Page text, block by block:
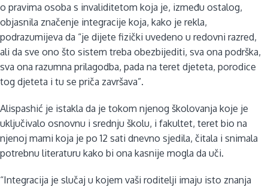
o pravima osoba s invaliditetom koja je, između ostalog,
objasnila značenje integracije koja, kako je rekla,
podrazumijeva da “je dijete fizički uvedeno u redovni razred,
ali da sve ono što sistem treba obezbijediti, sva ona podrška,
sva ona razumna prilagodba, pada na teret djeteta, porodice
tog djeteta i tu se priča završava”.
Alispashić je istakla da je tokom njenog školovanja koje je
uključivalo osnovnu i srednju školu, i fakultet, teret bio na
njenoj mami koja je po 12 sati dnevno sjedila, čitala i snimala
potrebnu literaturu kako bi ona kasnije mogla da uči.
“Integracija je slučaj u kojem vaši roditelji imaju isto znanja